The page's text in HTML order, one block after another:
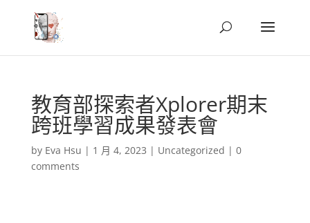
教育部探索者Xplorer期末
跨班學習成果發表會
by Eva Hsu | 1 月 4, 2023 | Uncategorized | 0
comments